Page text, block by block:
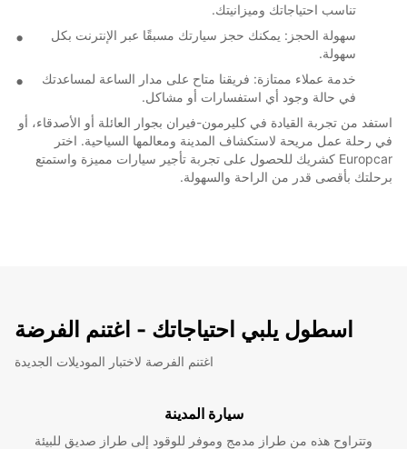
تناسب احتياجاتك وميزانيتك.
سهولة الحجز: يمكنك حجز سيارتك مسبقًا عبر الإنترنت بكل
سهولة.
خدمة عملاء ممتازة: فريقنا متاح على مدار الساعة لمساعدتك
في حالة وجود أي استفسارات أو مشاكل.
استفد من تجربة القيادة في كليرمون-فيران بجوار العائلة أو الأصدقاء، أو
في رحلة عمل مريحة لاستكشاف المدينة ومعالمها السياحية. اختر
Europcar كشريك للحصول على تجربة تأجير سيارات مميزة واستمتع
برحلتك بأقصى قدر من الراحة والسهولة.
اسطول يلبي احتياجاتك - اغتنم الفرضة
اغتنم الفرصة لاختبار الموديلات الجديدة
سيارة المدينة
وتتراوح هذه من طراز مدمج وموفر للوقود إلى طراز صديق للبيئة